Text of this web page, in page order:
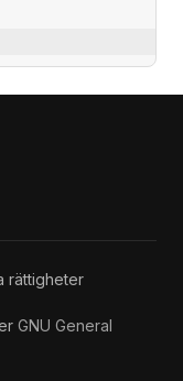
rättigheter
GNU General